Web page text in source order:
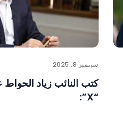
سبتمبر 8, 2025
كتب النائب زياد
“X”: